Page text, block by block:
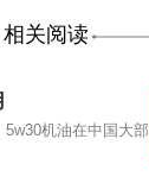
相关阅读
机油在中国大部